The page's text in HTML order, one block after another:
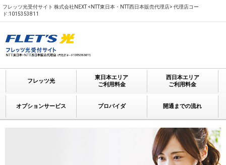
フレッツ光受付サイト 株式会社NEXT <NTT東日本・NTT西日本販売代理店> 代理店コー
ド:1015353811
フレッツ光
東日本エリア
ご利用料金
西日本エリア
ご利用料金
オプションサービス プロバイダ 開通までの流れ